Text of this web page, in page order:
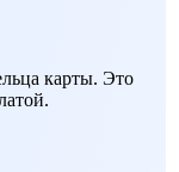
карты. Это